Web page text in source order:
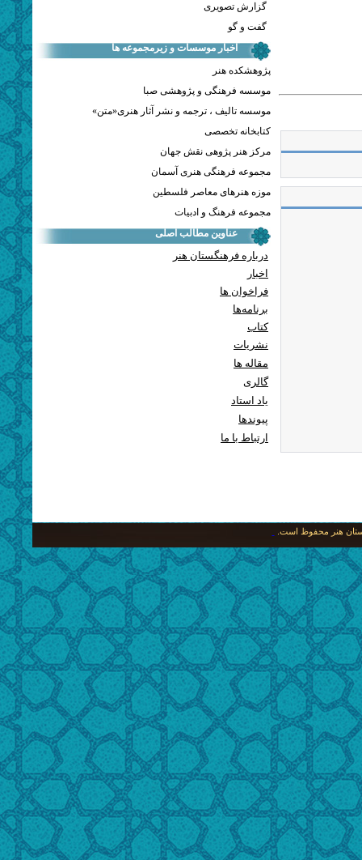
گزارش تصویری
گفت و گو
اخبار موسسات و زیرمجموعه ها
پژوهشکده هنر
موسسه فرهنگی و پژوهشی صبا
موسسه تالیف ، ترجمه و نشر آثار هنری«متن»
کتابخانه تخصصی
مرکز هنر پژوهی نقش جهان
مجموعه فرهنگی هنری آسمان
موزه هنرهای معاصر فلسطین
مجموعه فرهنگ و ادبیات
عناوین مطالب اصلی
درباره فرهنگستان هنر
اخبار
فراخوان ها
برنامه‌ها
کتاب
نشریات
مقاله ها
گالری
یاد استاد
پيوندها
ارتباط با ما
هنر محفوظ است.